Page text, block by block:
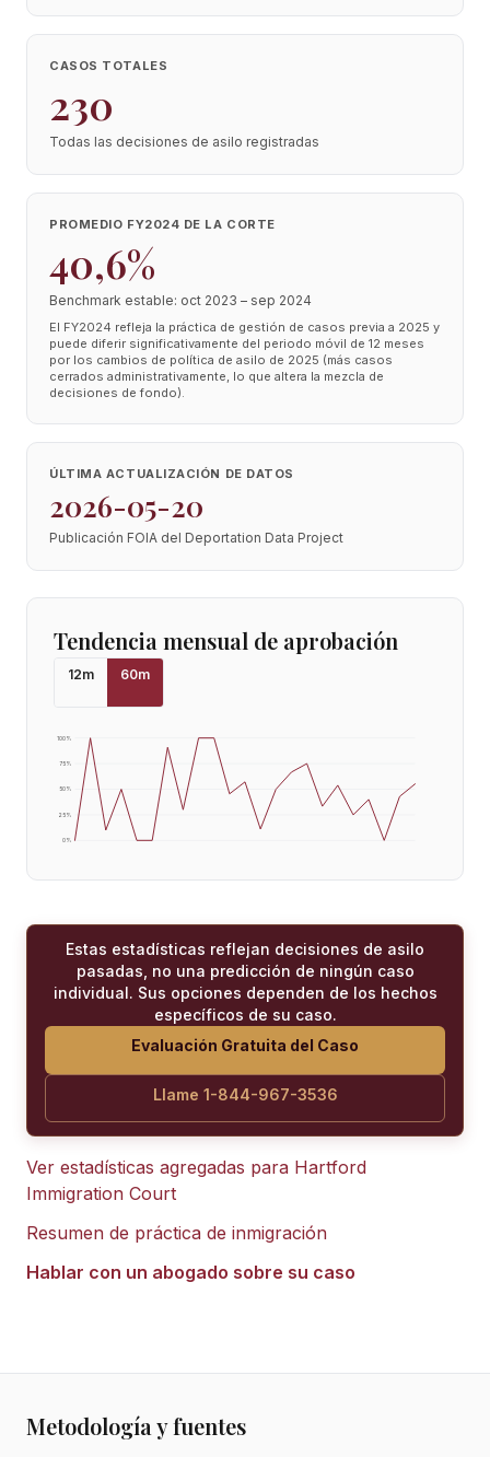
CASOS TOTALES
230
Todas las decisiones de asilo registradas
PROMEDIO FY2024 DE LA CORTE
40,6%
Benchmark estable: oct 2023 – sep 2024
El FY2024 refleja la práctica de gestión de casos previa a 2025 y
puede diferir significativamente del periodo móvil de 12 meses
por los cambios de política de asilo de 2025 (más casos
cerrados administrativamente, lo que altera la mezcla de
decisiones de fondo).
ÚLTIMA ACTUALIZACIÓN DE DATOS
2026-05-20
Publicación FOIA del Deportation Data Project
Tendencia mensual de aprobación
12m 60m
0%
25%
50%
75%
100%
Estas estadísticas reflejan decisiones de asilo
pasadas, no una predicción de ningún caso
individual. Sus opciones dependen de los hechos
específicos de su caso.
Evaluación Gratuita del Caso
Llame 1-844-967-3536
Ver estadísticas agregadas para Hartford
Immigration Court
Resumen de práctica de inmigración
Hablar con un abogado sobre su caso
Metodología y fuentes